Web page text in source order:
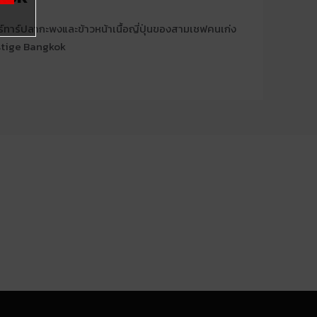
ทาร์ปลากะพงและข้าวหน้าเนื้อญี่ปุ่นของสามเชฟคนเก่ง
Bangkok